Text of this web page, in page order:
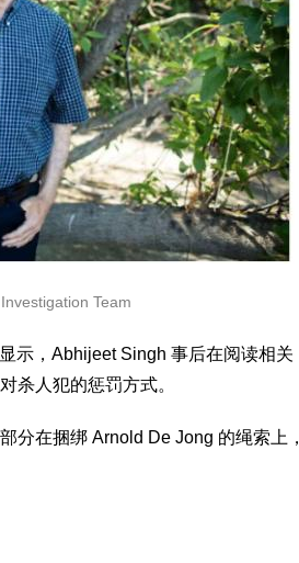
Team
示，Abhijeet Singh 事后在阅读相关
杀人犯的惩罚方式。
在捆绑 Arnold De Jong 的绳索上，